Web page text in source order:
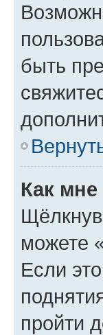
быть
Как
можете
Если
пройти